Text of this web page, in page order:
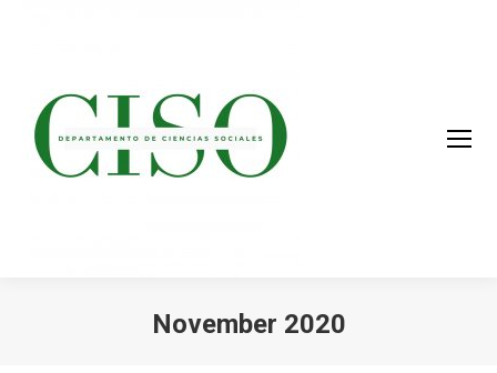
November 2020